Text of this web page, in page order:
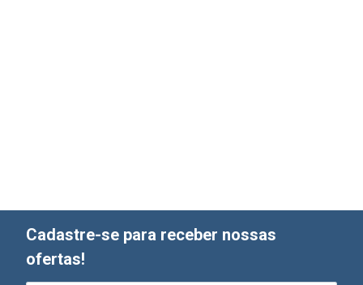
Cadastre-se para receber nossas
ofertas!